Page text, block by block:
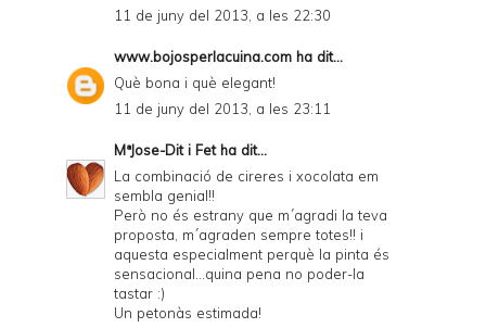
11 de juny del 2013, a les 22:30
www.bojosperlacuina.com ha dit...
Què bona i què elegant!
11 de juny del 2013, a les 23:11
MªJose-Dit i Fetha dit...
La combinació de cireres i xocolata em
sembla genial!!
Però no és estrany que m´agradi la teva
proposta, m´agraden sempre totes!! i
aquesta especialment perquè la pinta és
sensacional...quina pena no poder-la
tastar :)
Un petonàs estimada!